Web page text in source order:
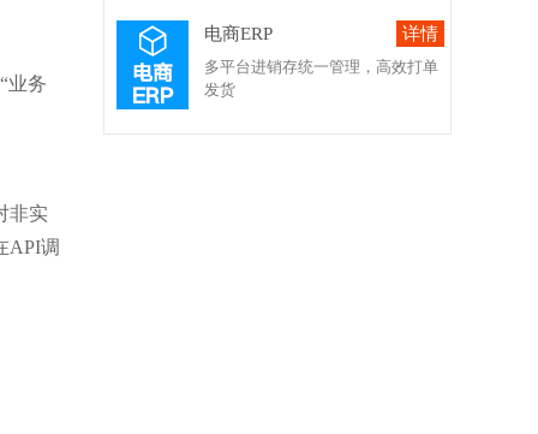
业务
非实
API调
电商ERP
多平台进销存统一管理，高效打单
发货